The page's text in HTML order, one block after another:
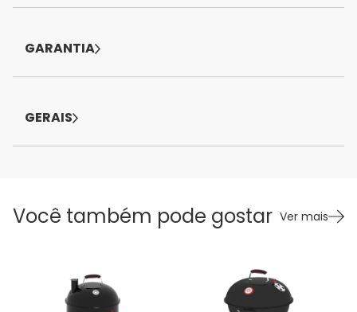
GARANTIA
GERAIS
Você também pode gostar Ver mais